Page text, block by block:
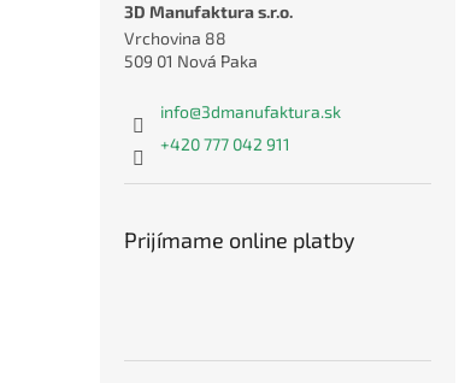
3D Manufaktura s.r.o.
Vrchovina 88
509 01 Nová Paka
info@3dmanufaktura.sk
+420 777 042 911
Prijímame online platby